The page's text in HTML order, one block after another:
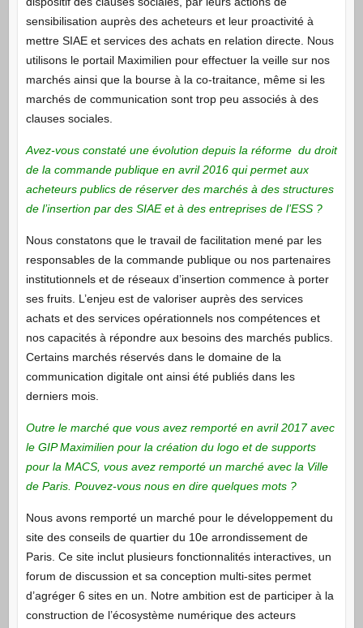
sensibilisation auprès des acheteurs et leur proactivité à
mettre SIAE et services des achats en relation directe. Nous
utilisons le portail Maximilien pour effectuer la veille sur nos
marchés ainsi que la bourse à la co-traitance, même si les
marchés de communication sont trop peu associés à des
clauses sociales.
Avez-vous constaté une évolution depuis la réforme du droit
de la commande publique en avril 2016 qui permet aux
acheteurs publics de réserver des marchés à des structures
de l’insertion par des SIAE et à des entreprises de l’ESS ?
Nous constatons que le travail de facilitation mené par les
responsables de la commande publique ou nos partenaires
institutionnels et de réseaux d’insertion commence à porter
ses fruits. L’enjeu est de valoriser auprès des services
achats et des services opérationnels nos compétences et
nos capacités à répondre aux besoins des marchés publics.
Certains marchés réservés dans le domaine de la
communication digitale ont ainsi été publiés dans les
derniers mois.
Outre le marché que vous avez remporté en avril 2017 avec
le GIP Maximilien pour la création du logo et de supports
pour la MACS, vous avez remporté un marché avec la Ville
de Paris. Pouvez-vous nous en dire quelques mots ?
Nous avons remporté un marché pour le développement du
site des conseils de quartier du 10e arrondissement de
Paris. Ce site inclut plusieurs fonctionnalités interactives, un
forum de discussion et sa conception multi-sites permet
d’agréger 6 sites en un. Notre ambition est de participer à la
construction de l’écosystème numérique des acteurs